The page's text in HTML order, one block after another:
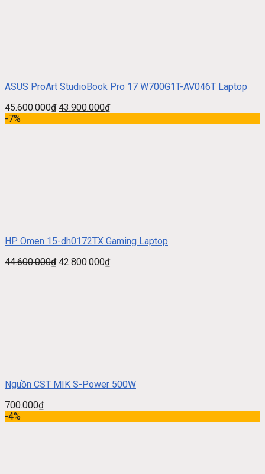
ASUS ProArt StudioBook Pro 17 W700G1T-AV046T Laptop
45.600.000₫ 43.900.000₫
-7%
HP Omen 15-dh0172TX Gaming Laptop
44.600.000₫ 42.800.000₫
Nguồn CST MIK S-Power 500W
700.000₫
-4%